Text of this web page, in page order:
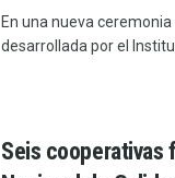
En una nueva
desarrollada por el
Seis